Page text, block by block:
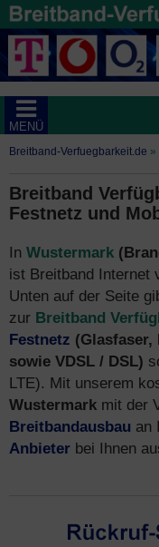
MENÜ
Breitband-Verfuegbarkeit.de »
Breitband
Festnetz und
In Wustermark
ist Breitband Internet
Unten auf der Seite
zur Breitband
Festnetz (Glasfaser,
sowie VDSL / DSL)
LTE). Mit unserem
Wustermark mit der
Breitbandausbau an
Anbieter bei Ihnen